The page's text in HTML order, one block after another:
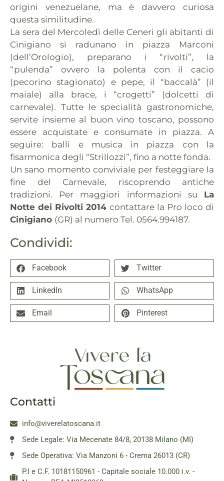
Condividi:
Facebook Twitter
LinkedIn WhatsApp
Email Pinterest
origini venezuelane, ma è davvero curiosa
questa similitudine.
La sera del Mercoledì delle Ceneri gli abitanti di
Cinigiano si radunano in piazza Marconi
(dell’Orologio), preparano i “rivolti”, la
“pulenda” ovvero la polenta con il cacio
(pecorino stagionato) e pepe, il “baccalà” (il
maiale) alla brace, i “crogetti” (dolcetti di
carnevale). Tutte le specialità gastronomiche,
servite insieme al buon vino toscano, possono
essere acquistate e consumate in piazza. A
seguire: balli e musica in piazza con la
fisarmonica degli “Strillozzi”, fino a notte fonda.
Un sano momento conviviale per festeggiare la
fine del Carnevale, riscoprendo antiche
tradizioni. Per maggiori informazioni su La
Notte dei Rivolti 2014 contattare la Pro loco di
Cinigiano (GR) al numero Tel. 0564.994187.
Contatti
info@viverelatoscana.it
Sede Legale: Via Mecenate 84/8, 20138 Milano (MI)
Sede Operativa: Via Manzoni 6 - Crema 26013 (CR)
P.I e C.F. 10181150961 - Capitale sociale 10.000 i.v. -